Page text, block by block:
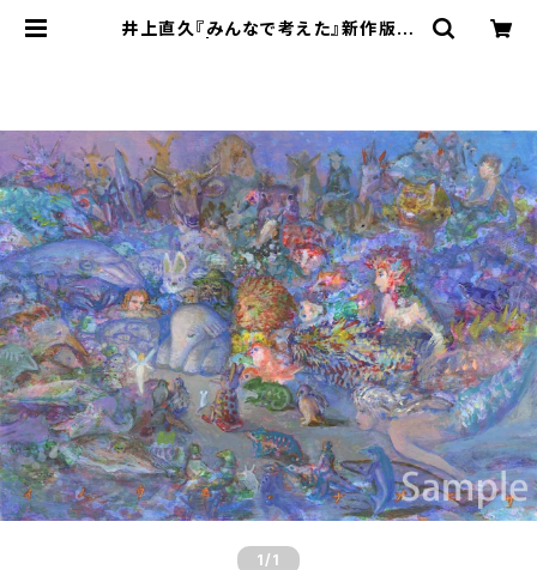
井上直久『みんなで考えた』新作版画
1 /1